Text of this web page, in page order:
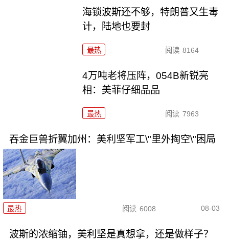
海锁波斯还不够，特朗普又生毒
计，陆地也要封
最热 阅读 8164
4万吨老将压阵，054B新锐亮
相：美菲仔细品品
最热 阅读 7963
吞金巨兽折翼加州：美利坚军工\"里外掏空\"困局
最热 阅读 6008 08-03
波斯的浓缩铀，美利坚是真想拿，还是做样子？